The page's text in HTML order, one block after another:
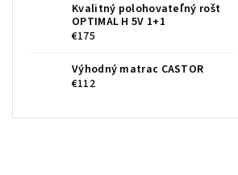
Kvalitný polohovateľný rošt
OPTIMAL H 5V 1+1
€175
Výhodný matrac CASTOR
€112